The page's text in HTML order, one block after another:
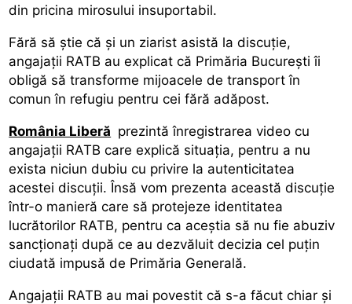
din pricina mirosului insuportabil.
Fără să știe că și un ziarist asistă la discuție,
angajații RATB au explicat că Primăria București îi
obligă să transforme mijoacele de transport în
comun în refugiu pentru cei fără adăpost.
România Liberă prezintă înregistrarea video cu
angajații RATB care explică situația, pentru a nu
exista niciun dubiu cu privire la autenticitatea
acestei discuții. Însă vom prezenta această discuție
într-o manieră care să protejeze identitatea
lucrătorilor RATB, pentru ca aceștia să nu fie abuziv
sancționați după ce au dezvăluit decizia cel puțin
ciudată impusă de Primăria Generală.
Angajații RATB au mai povestit că s-a făcut chiar și